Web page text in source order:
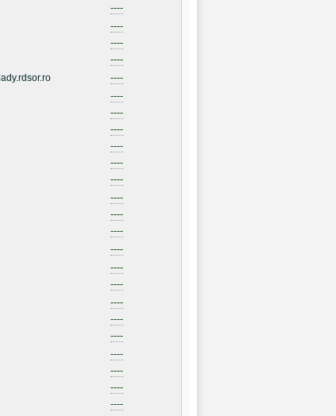
----
----
----
----
lady.rdsor.ro ----
----
----
----
----
----
----
----
----
----
----
----
----
----
----
----
----
----
----
----